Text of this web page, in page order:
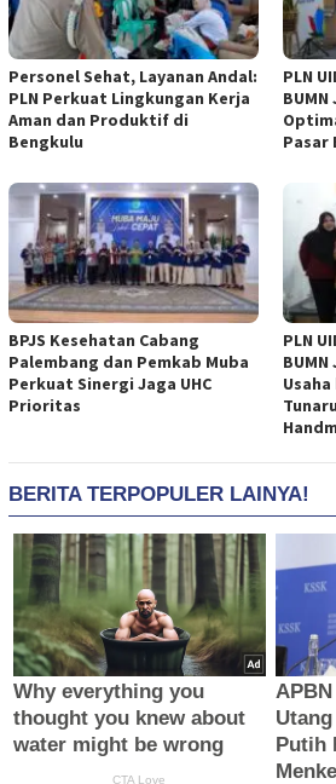
Personel Sehat, Layanan Andal:
PLN Perkuat Lingkungan Kerja
Aman dan Produktif di
Bengkulu
PLN
Pasar
BPJS Kesehatan Cabang
Palembang dan Pemkab Muba
Perkuat Sinergi Jaga UHC
Prioritas
PLN